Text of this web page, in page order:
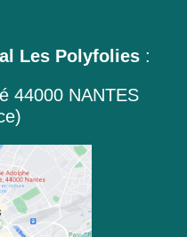
Les Polyfolies:
44000 NANTES